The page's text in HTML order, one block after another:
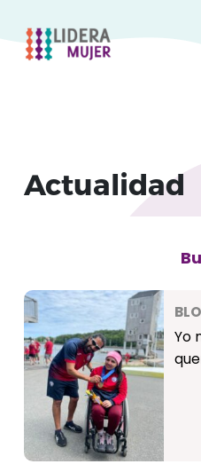
Actualidad
Yo